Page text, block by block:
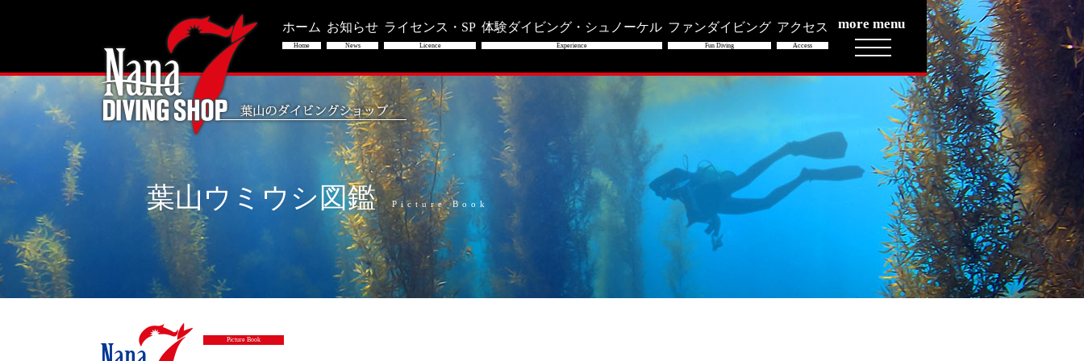
ホーム
Home
お知らせ
News
ライセンス・SP
Licence
体験ダイビング・シュノーケル
Experience
ファンダイビング
Fun Diving
アクセス
Access
more menu
葉山ウミウシ図鑑 Picture Book
Picture Book